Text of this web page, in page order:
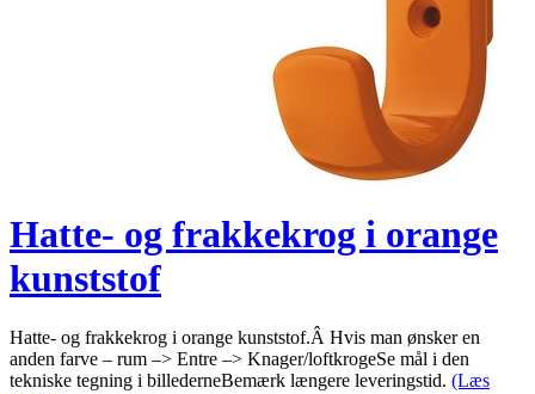
Hatte- og frakkekrog i orange
kunststof
Hatte- og frakkekrog i orange kunststof.Â Hvis man ønsker en
anden farve – rum –> Entre –> Knager/loftkrogeSe mål i den
tekniske tegning i billederneBemærk længere leveringstid. (Læs